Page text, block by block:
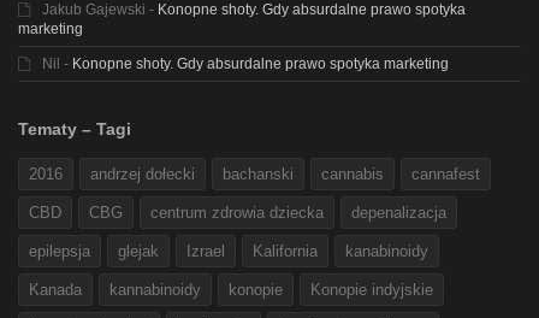
Jakub Gajewski - Konopne shoty. Gdy absurdalne prawo spotyka
marketing
Nil - Konopne shoty. Gdy absurdalne prawo spotyka marketing
Tematy – Tagi
2016 andrzej dołecki bachanski cannabis cannafest
CBD CBG centrum zdrowia dziecka depenalizacja
epilepsja glejak Izrael Kalifornia kanabinoidy
Kanada kannabinoidy konopie Konopie indyjskie